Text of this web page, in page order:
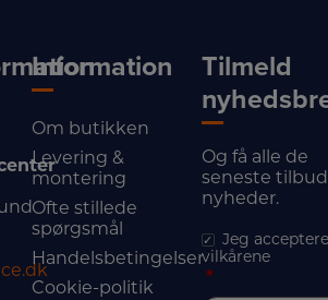
Information
Om butikken
Levering &
montering
Ofte stillede
spørgsmål
Handelsbetingelser
Cookie-politik
Tilmeld
Og få alle de
seneste
nyheder.
Jeg
vilkårene
*